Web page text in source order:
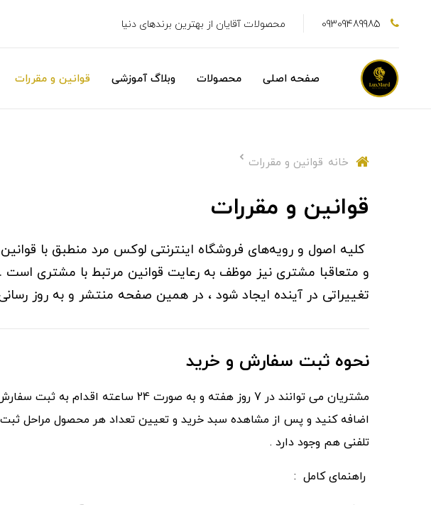
09309489985 محصولات آقایان از بهترین برندهای دنیا
صفحه اصلی محصولات وبلاگ آموزشی قوانین و مقررات
خانه قوانین و مقررات
قوانین و مقررات
کلیه اصول و رویه‏‌های فروشگاه اینترنتی لوکس مرد منطبق با
و متعاقبا مشتری نیز موظف به رعایت قوانین مرتبط با مشتری
تغییراتی در آینده ایجاد شود ، در همین صفحه منتشر و به روز
نحوه ثبت سفارش و خرید
مشتریان می توانند در 7 روز هفته و
اضافه کنید و پس از مشاهده سبد خرید و تعیین تعداد هر محصول مراحل
تلفنی هم وجود دارد .
راهنمای کامل :